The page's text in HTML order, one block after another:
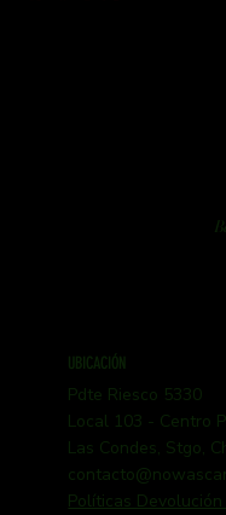
UBICACIÓN
Pdte Riesco 5330
Local 103 - Centro
Las Condes, Stgo,
Políticas